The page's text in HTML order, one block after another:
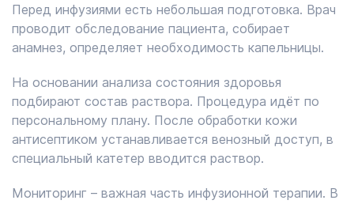
Перед инфузиями есть небольшая подготовка. Врач
проводит обследование пациента, собирает
анамнез, определяет необходимость капельницы.
На основании анализа состояния здоровья
подбирают состав раствора. Процедура идёт по
персональному плану. После обработки кожи
антисептиком устанавливается венозный доступ, в
специальный катетер вводится раствор.
Мониторинг – важная часть инфузионной терапии. В